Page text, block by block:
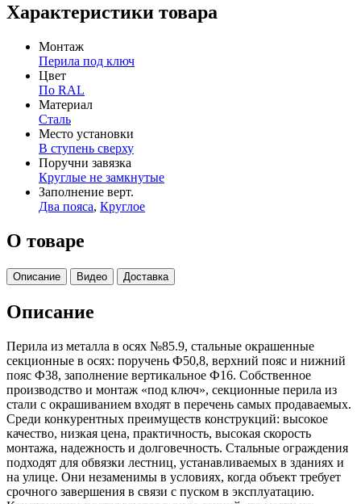
Характеристики товара
Монтаж
Перила под ключ
Цвет
По RAL
Материал
Сталь
Место установки
В ступень сверху
Поручни завязка
Круглые не замкнутые
Заполнение верт.
Два пояса, Круглое
О товаре
Описание Видео Доставка
Описание
Перила из металла в осях №85.9, стальные окрашенные
секционные в осях: поручень Ф50,8, верхний пояс и нижний
пояс Ф38, заполнение вертикальное Ф16. Собственное
производство и монтаж «под ключ», секционные перила из
стали с окрашиванием входят в перечень самых продаваемых.
Среди конкурентных преимуществ конструкций: высокое
качество, низкая цена, практичность, высокая скорость
монтажа, надежность и долговечность. Стальные ограждения
подходят для обвязки лестниц, устанавливаемых в зданиях и
на улице. Они незаменимы в условиях, когда объект требует
срочного завершения в связи с пуском в эксплуатацию.